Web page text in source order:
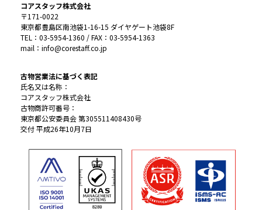
コアスタッフ株式会社
〒171-0022
東京都豊島区南池袋1-16-15 ダイヤゲート池袋8F
TEL：03-5954-1360 / FAX：03-5954-1363
mail：info@corestaff.co.jp
古物営業法に基づく表記
氏名又は名称：
コアスタッフ株式会社
古物商許可番号：
東京都公安委員会 第305511408430号
交付 平成26年10月7日